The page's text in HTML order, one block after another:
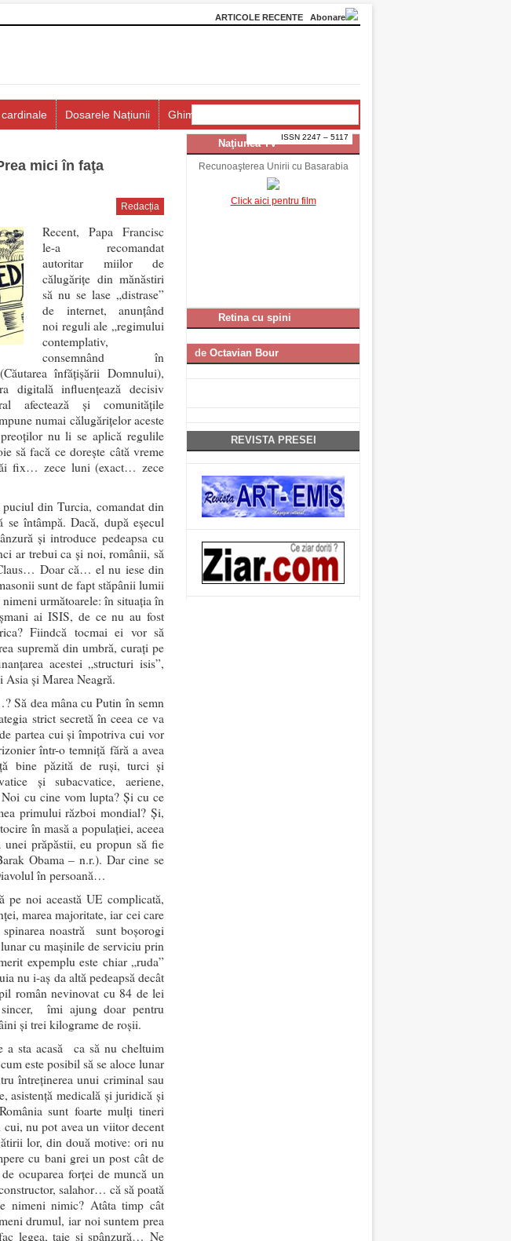
ARTICOLE RECENTE Abonare
ISSN 2247 – 5117
Dosarele Națiunii Ghimpele Națiunii
mici în faţa
Redacția
Recent, Papa Francisc
le-a recomandat
autoritar miilor de
călugăriţe din mănăstiri
să nu se lase „distrase”
de internet, anunţând
noi reguli ale „regimului
contemplativ,
consemnând în
înfăţişării Domnului),
digitală influenţează decisiv
afectează şi comunităţile
numai călugăriţelor aceste
nu li se aplică regulile
să facă ce dorește câtă vreme
fix… zece luni (exact… zece
din Turcia, comandat din
întâmpă. Dacă, după eşecul
şi introduce pedeapsa cu
ar trebui ca şi noi, românii, să
Doar că… el nu iese din
sunt de fapt stăpânii lumii
următoarele: în situaţia în
ai ISIS, de ce nu au fost
Fiindcă tocmai ei vor să
supremă din umbră, curaţi pe
acestei „structuri isis”,
Asia şi Marea Neagră.
Să dea mâna cu Putin în semn
strict secretă în ceea ce va
partea cui şi împotriva cui vor
într-o temniţă fără a avea
bine păzită de ruşi, turci și
și subacvatice, aeriene,
cu cine vom lupta? Și cu ce
primului război mondial? Şi,
în masă a populaţiei, aceea
prăpăstii, eu propun să fie
Obama – n.r.). Dar cine se
în persoană…
pe noi această UE complicată,
marea majoritate, iar cei care
noastră sunt boşorogi
cu maşinile de serviciu prin
expemplu este chiar „ruda”
nu i-aș da altă pedeapsă decât
român nevinovat cu 84 de lei
îmi ajung doar pentru
şi trei kilograme de roşii.
a sta acasă ca să nu cheltuim
este posibil să se aloce lunar
întreţinerea unui criminal sau
asistență medicală și juridică și
sunt foarte mulţi tineri
nu pot avea un viitor decent
lor, din două motive: ori nu
cu bani grei un post cât de
ocuparea forţei de muncă un
salahor… că să poată
nimeni nimic? Atâta timp cât
drumul, iar noi suntem prea
legea, taie şi spânzură… Ne
Naţiunea TV
Recunoaşterea Unirii cu Basarabia
Click aici pentru film
Retina cu spini
de Octavian Bour
REVISTA PRESEI